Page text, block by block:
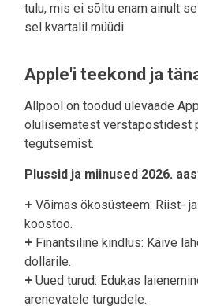
tulu, mis ei sõltu enam ainult
sel kvartalil müüdi.
Apple'i teekond ja
Allpool on toodud ülevaade
olulisematest verstapostidest
tegutsemist.
Plussid ja miinused 2026.
+ Võimas ökosüsteem: Riist-
koostöö.
+ Finantsiline kindlus: Käive
dollarile.
+ Uued turud: Edukas
arenevatele turgudele.